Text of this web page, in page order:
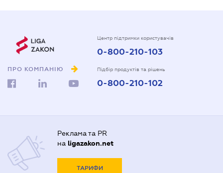
ПРО КОМПАНІЮ
Центр підтримки користувачів
0-800-210-103
Підбір продуктів та рішень
0-800-210-102
Реклама та PR
на ligazakon.net
ТАРИФИ